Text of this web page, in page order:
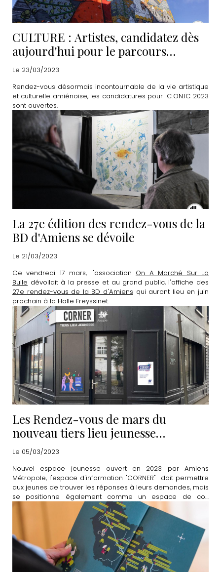
CULTURE : Artistes, candidatez dès
aujourd'hui pour le parcours
IC.ON.IC 2023
Le 23/03/2023
Rendez-vous désormais incontournable de la vie artistique
et culturelle amiénoise, les candidatures pour IC.ON.IC 2023
sont ouvertes.
La 27e édition des rendez-vous de la
BD d'Amiens se dévoile
Le 21/03/2023
Ce vendredi 17 mars, l'association On A Marché Sur La
Bulle dévoilait à la presse et au grand public, l'affiche des
27e rendez-vous de la BD d'Amiens qui auront lieu en juin
prochain à la Halle Freyssinet.
Les Rendez-vous de mars du
nouveau tiers lieu jeunesse
"CORNER"
Le 05/03/2023
Nouvel espace jeunesse ouvert en 2023 par Amiens
Métropole, l'espace d'information "CORNER" doit permettre
aux jeunes de trouver les réponses à leurs demandes, mais
se positionne également comme un espace de co-
construction et de partage. Découvrez le programme
complet du mois de mars.